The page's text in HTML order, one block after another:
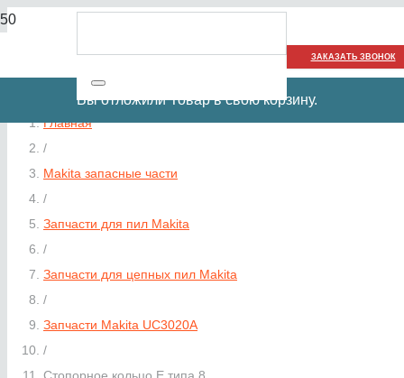
ЗАКАЗАТЬ ЗВОНОК
Вы отложилиТоварв свою корзину.
Главная
/
Makita запасные части
/
Запчасти для пил Makita
/
Запчасти для цепных пил Makita
/
Запчасти Makita UC3020A
/